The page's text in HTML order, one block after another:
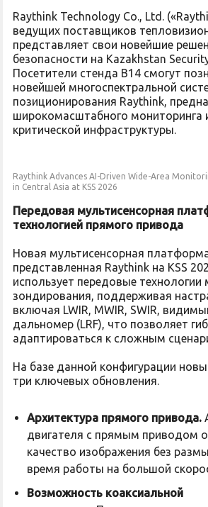
Raythink Technology Co., Ltd.
ведущих поставщиков
представляет свои новейшие
безопасности на Kazakhstan
Посетители стенда B14 смогут
новейшей многоспектральной
позиционирования Raythink,
широкомасштабного мониторинга
критической инфраструктуры.
Raythink Advances AI-Driven Wide-Area
in Central Asia at KSS 2026
Передовая мультисенсорная
технологией прямого привода
Новая мультисенсорная
представленная Raythink на KSS
использует передовые технологии
зондирования, поддерживая
включая LWIR, MWIR, SWIR,
дальномер (LRF), что позволяет
адаптироваться к сложным
На базе данной конфигурации
три ключевых обновления.
Архитектура прямого привода.
двигателя с прямым приводом
качество изображения без
время работы на большой
Возможность коаксиальной